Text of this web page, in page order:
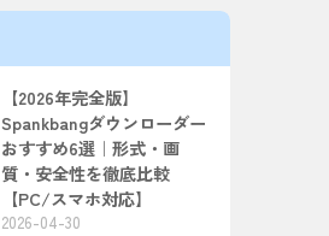
【2026年完全版】
Spankbangダウンローダー
おすすめ6選｜形式・画
質・安全性を徹底比較
【PC/スマホ対応】
2026-04-30